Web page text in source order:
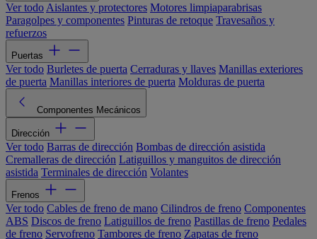
Ver todo Aislantes y protectores Motores limpiaparabrisas
Paragolpes y componentes Pinturas de retoque Travesaños y
refuerzos
Puertas
Ver todo Burletes de puerta Cerraduras y llaves Manillas exteriores
de puerta Manillas interiores de puerta Molduras de puerta
Componentes Mecánicos
Dirección
Ver todo Barras de dirección Bombas de dirección asistida
Cremalleras de dirección Latiguillos y manguitos de dirección
asistida Terminales de dirección Volantes
Frenos
Ver todo Cables de freno de mano Cilindros de freno Componentes
ABS Discos de freno Latiguillos de freno Pastillas de freno Pedales
de freno Servofreno Tambores de freno Zapatas de freno